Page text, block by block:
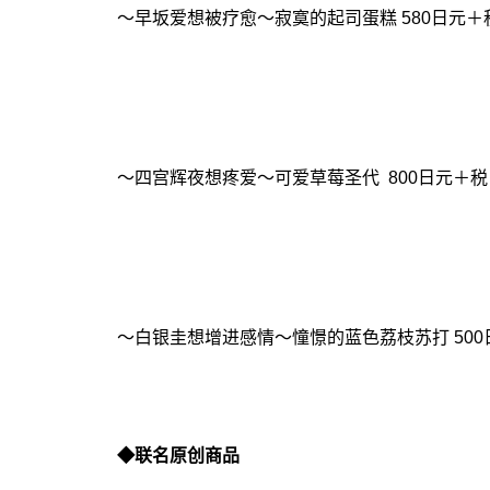
～早坂爱想被疗愈～寂寞的起司蛋糕 580日元＋
～四宫辉夜想疼爱～可爱草莓圣代 800日元＋税
～白银圭想增进感情～憧憬的蓝色荔枝苏打 500
◆联名原创商品